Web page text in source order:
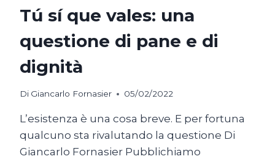
Tú sí que vales: una
questione di pane e di
dignità
Di Giancarlo Fornasier 05/02/2022
L’esistenza è una cosa breve. E per fortuna
qualcuno sta rivalutando la questione Di
Giancarlo Fornasier Pubblichiamo